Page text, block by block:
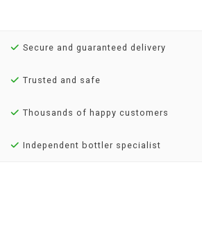
Secure and guaranteed delivery
Trusted and safe
Thousands of happy customers
Independent bottler specialist